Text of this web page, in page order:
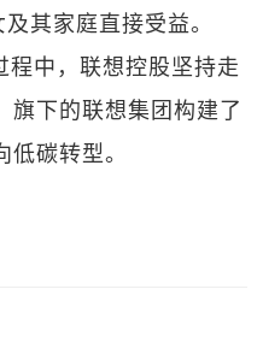
其家庭直接受益。
程中，联想控股坚持走
旗下的联想集团构建了
碳转型。